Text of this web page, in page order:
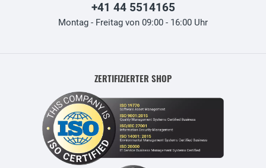
+41 44 5514165
Montag - Freitag von 09:00 - 16:00 Uhr
ZERTIFIZIERTER SHOP